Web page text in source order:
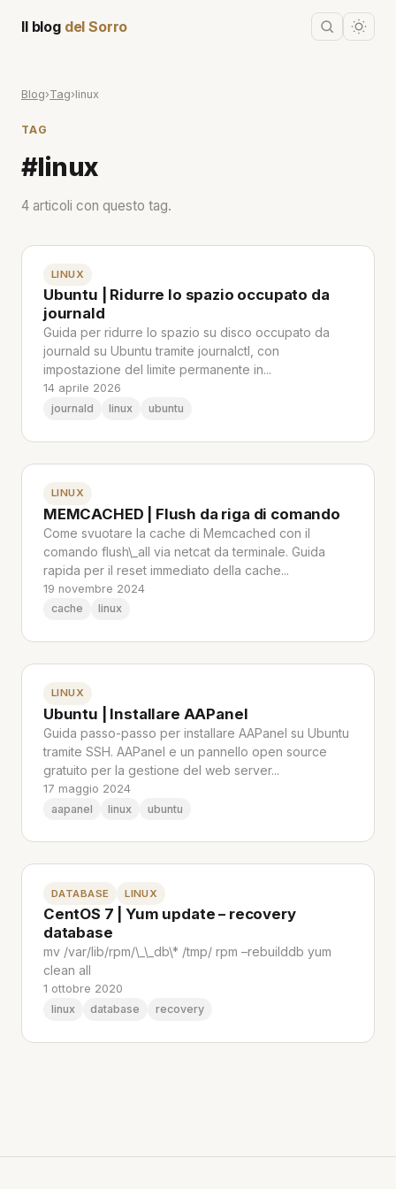
Il blog del Sorro
Blog›Tag›linux
TAG
#linux
4 articoli con questo tag.
LINUX
Ubuntu | Ridurre lo spazio occupato da
journald
Guida per ridurre lo spazio su disco occupato da
journald su Ubuntu tramite journalctl, con
impostazione del limite permanente in...
14 aprile 2026
journald
linux ubuntu
LINUX
MEMCACHED | Flush da riga di comando
Come svuotare la cache di Memcached con il
comando flush\_all via netcat da terminale. Guida
rapida per il reset immediato della cache...
19 novembre 2024
cache
linux
LINUX
Ubuntu | Installare AAPanel
Guida passo-passo per installare AAPanel su Ubuntu
tramite SSH. AAPanel e un pannello open source
gratuito per la gestione del web server...
17 maggio 2024
aapanel
linux ubuntu
DATABASE LINUX
CentOS 7 | Yum update – recovery
database
mv /var/lib/rpm/\_\_db\* /tmp/ rpm –rebuilddb yum
clean all
1 ottobre 2020
linux
database recovery